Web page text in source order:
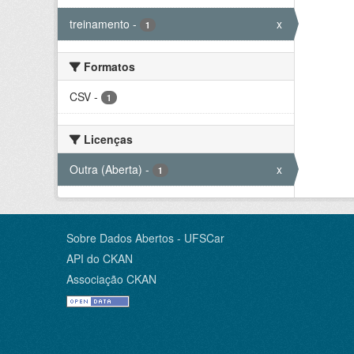
treinamento - 1 x
Formatos
CSV - 1
Licenças
Outra (Aberta) - 1 x
Sobre Dados Abertos - UFSCar
API do CKAN
Associação CKAN